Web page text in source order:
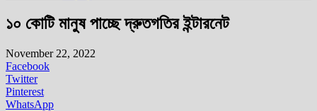
১০ কোটি মানুষ পাচ্ছে দ্রুতগতির ইন্টারনেট
November 22, 2022
Facebook
Twitter
Pinterest
WhatsApp